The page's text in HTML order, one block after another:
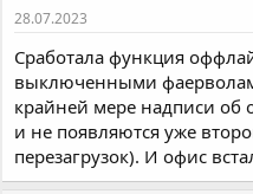
28.07.2023
Сработала функция
выключенными
крайней мере надписи об
и не появляются уже
перезагрузок). И офис